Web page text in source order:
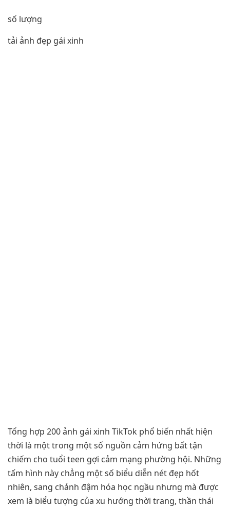
số lượng
tải ảnh đẹp gái xinh
Tổng hợp 200 ảnh gái xinh TikTok phổ biến nhất hiện
thời là một trong một số nguồn cảm hứng bất tận
chiếm cho tuổi teen gợi cảm mạng phường hội. Những
tấm hình này chẳng một số biểu diễn nét đẹp hốt
nhiên, sang chảnh đậm hóa học ngầu nhưng mà được
xem là biểu tượng của xu hướng thời trang, thần thái